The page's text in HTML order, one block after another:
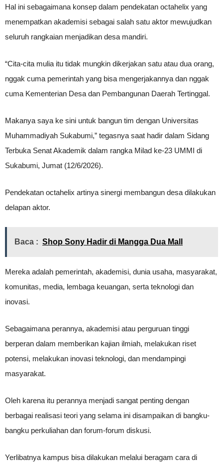
Hal ini sebagaimana konsep dalam pendekatan octahelix yang
menempatkan akademisi sebagai salah satu aktor mewujudkan
seluruh rangkaian menjadikan desa mandiri.
“Cita-cita mulia itu tidak mungkin dikerjakan satu atau dua orang,
nggak cuma pemerintah yang bisa mengerjakannya dan nggak
cuma Kementerian Desa dan Pembangunan Daerah Tertinggal.
Makanya saya ke sini untuk bangun tim dengan Universitas
Muhammadiyah Sukabumi,” tegasnya saat hadir dalam Sidang
Terbuka Senat Akademik dalam rangka Milad ke-23 UMMI di
Sukabumi, Jumat (12/6/2026).
Pendekatan octahelix artinya sinergi membangun desa dilakukan
delapan aktor.
Baca : Shop Sony Hadir di Mangga Dua Mall
Mereka adalah pemerintah, akademisi, dunia usaha, masyarakat,
komunitas, media, lembaga keuangan, serta teknologi dan
inovasi.
Sebagaimana perannya, akademisi atau perguruan tinggi
berperan dalam memberikan kajian ilmiah, melakukan riset
potensi, melakukan inovasi teknologi, dan mendampingi
masyarakat.
Oleh karena itu perannya menjadi sangat penting dengan
berbagai realisasi teori yang selama ini disampaikan di bangku-
bangku perkuliahan dan forum-forum diskusi.
Yerlibatnya kampus bisa dilakukan melalui beragam cara di